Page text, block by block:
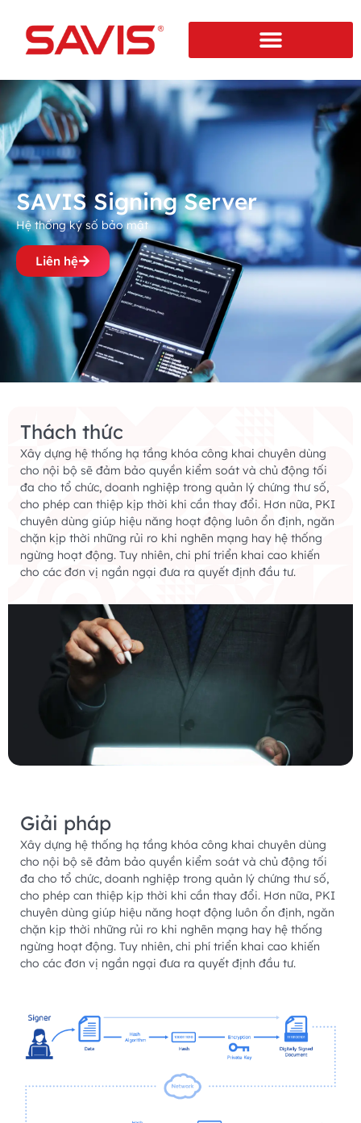
SAVIS Signing Server
Hệ thống ký số bảo mật
Liên hệ
Thách thức
Xây dựng hệ thống hạ tầng khóa công khai chuyên dùng
cho nội bộ sẽ đảm bảo quyền kiểm soát và chủ động tối
đa cho tổ chức, doanh nghiệp trong quản lý chứng thư số,
cho phép can thiệp kịp thời khi cần thay đổi. Hơn nữa, PKI
chuyên dùng giúp hiệu năng hoạt động luôn ổn định, ngăn
chặn kịp thời những rủi ro khi nghẽn mạng hay hệ thống
ngừng hoạt động. Tuy nhiên, chi phí triển khai cao khiến
cho các đơn vị ngần ngại đưa ra quyết định đầu tư.
Giải pháp
Xây dựng hệ thống hạ tầng khóa công khai chuyên dùng
cho nội bộ sẽ đảm bảo quyền kiểm soát và chủ động tối
đa cho tổ chức, doanh nghiệp trong quản lý chứng thư số,
cho phép can thiệp kịp thời khi cần thay đổi. Hơn nữa, PKI
chuyên dùng giúp hiệu năng hoạt động luôn ổn định, ngăn
chặn kịp thời những rủi ro khi nghẽn mạng hay hệ thống
ngừng hoạt động. Tuy nhiên, chi phí triển khai cao khiến
cho các đơn vị ngần ngại đưa ra quyết định đầu tư.